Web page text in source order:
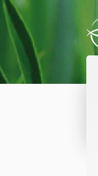
Accès direct au contenu
Accès direct à la recherche
Accès direct au menu